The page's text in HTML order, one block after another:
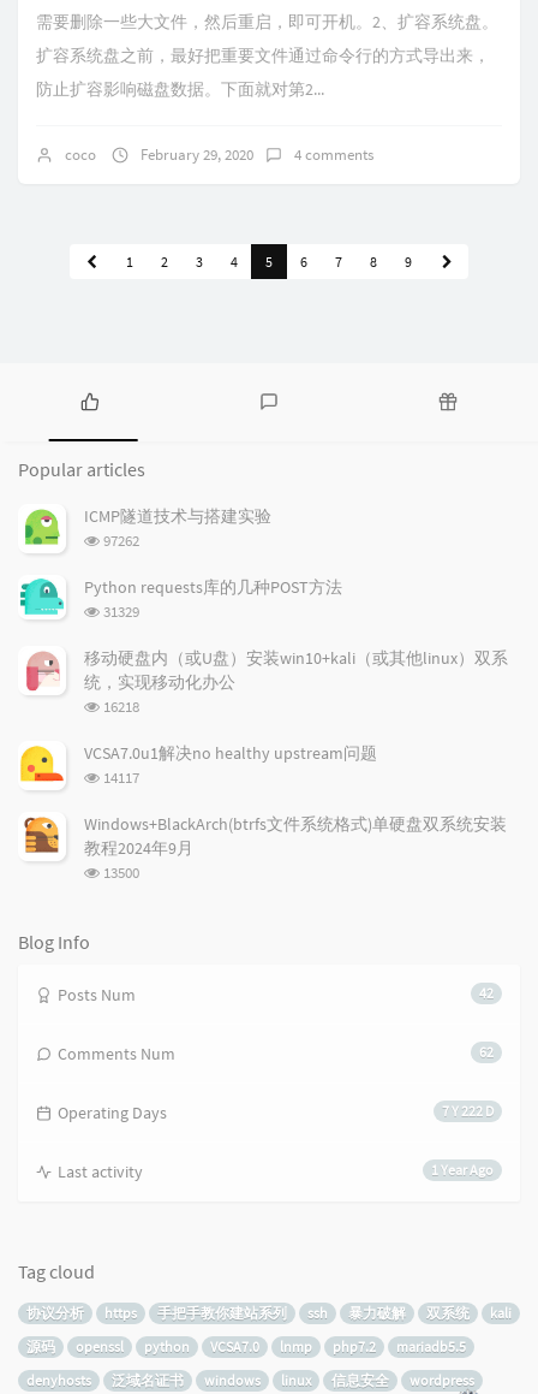
需要删除一些大文件，然后重启，即可开机。2、扩容系统盘。
扩容系统盘之前，最好把重要文件通过命令行的方式导出来，
防止扩容影响磁盘数据。下面就对第2...
coco February 29, 2020 4 comments
1 2 3 4 5 6 7 8 9
P
p
u
r
a
t
i
c
e
s
s
c
m
s
i
Popular articles
ICMP隧道技术与搭建实验
浏
次
97262
Python requests库的几种POST方法
浏
次
数:
31329
移动硬盘内（或U盘）安装win10+kali（或其他linux）双系
统，实现移动化办公
浏
次
16218
VCSA7.0u1解决no healthy upstream问题
浏
次
数:
14117
Windows+BlackArch(btrfs文件系统格式)单硬盘双系统安装
教程2024年9月
浏
13500
Blog Info
42
Posts Num
62
Comments Num
7 Y 222 D
Operating Days
1 Year Ago
Last activity
Tag cloud
协议分析 https 手把手教你建站系列 ssh 暴力破解 双系统
kali
源码
openssl python VCSA7.0 lnmp php7.2
mariadb5.5
denyhosts
泛域名证书 windows linux 信息安全 wordpress